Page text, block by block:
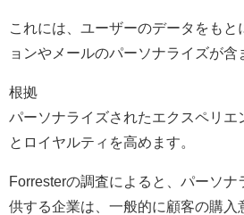
これには、ユーザーのデータをも
ョンやメールのパーソナライズが含
根拠
パーソナライズされたエクスペリエ
とロイヤルティを高めます。
Forresterの調査によると、パーソナ
供する企業は、一般的に顧客の購入